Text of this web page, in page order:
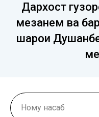
Дархост
мезанем ва
шаҳрҳои